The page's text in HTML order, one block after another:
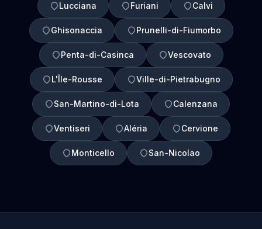
Lucciana Furiani Calvi
Ghisonaccia Prunelli-di-Fiumorbo
Penta-di-Casinca Vescovato
L'Île-Rousse Ville-di-Pietrabugno
San-Martino-di-Lota Calenzana
Ventiseri Aléria Cervione
Monticello San-Nicolao